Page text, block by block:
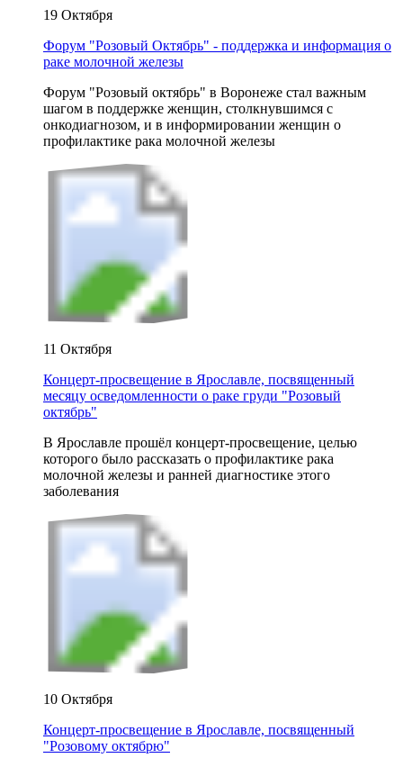
19 Октября
Форум "Розовый Октябрь" - поддержка и информация о
раке молочной железы
Форум "Розовый октябрь" в Воронеже стал важным
шагом в поддержке женщин, столкнувшимся с
онкодиагнозом, и в информировании женщин о
профилактике рака молочной железы
11 Октября
Концерт-просвещение в Ярославле, посвященный
месяцу осведомленности о раке груди "Розовый
октябрь"
В Ярославле прошёл концерт-просвещение, целью
которого было рассказать о профилактике рака
молочной железы и ранней диагностике этого
заболевания
10 Октября
Концерт-просвещение в Ярославле, посвященный
"Розовому октябрю"